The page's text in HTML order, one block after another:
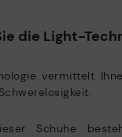
die Light-
vermittelt
Schuhe